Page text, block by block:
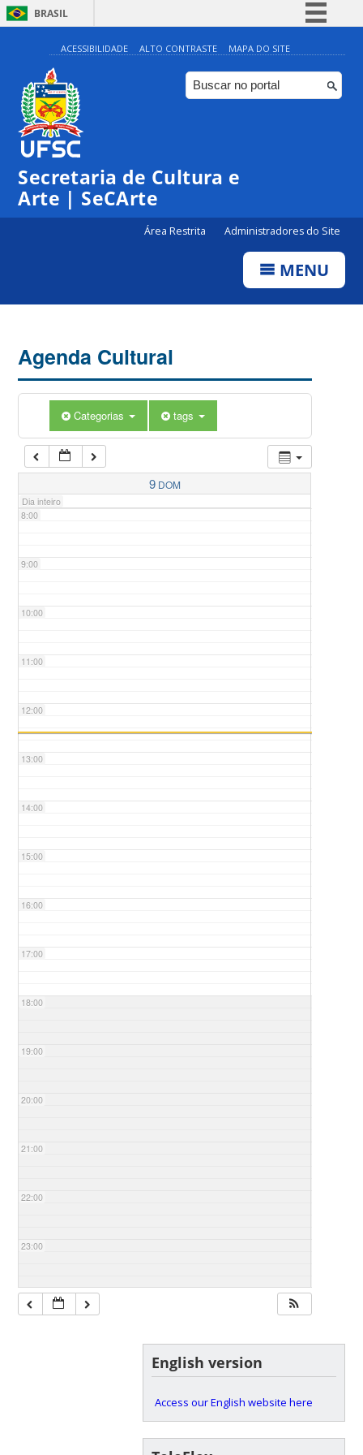
BRASIL
Simplifique!
Comunica BR
Participe
ACESSIBILIDADE ALTO CONTRASTE MAPA DO SITE
Secretaria de Cultura e
Arte | SeCArte
Área Restrita Administradores do Site
MENU
Agenda Cultural
Categorias tags
9 DOM
Dia inteiro
0:00
1:00
5:00
7:00
8:00
9:00
10:00
11:00
12:00
13:00
14:00
15:00
16:00
17:00
18:00
19:00
20:00
21:00
22:00
23:00
English version
Access our English website here